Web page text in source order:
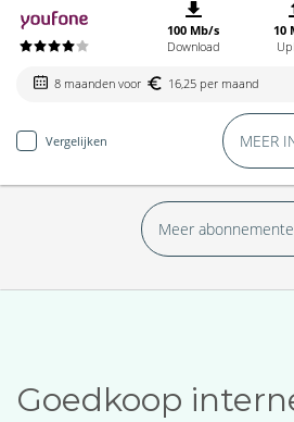
100 Mb/s
Download
10
8 maanden voor 16,25 per maand
Vergelijken MEER
Meer
Goedkoop